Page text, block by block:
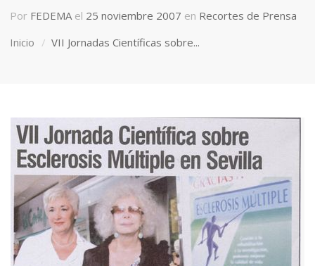
Por FEDEMA el 25 noviembre 2007 en Recortes de Prensa
Inicio
VII Jornadas Científicas sobre...